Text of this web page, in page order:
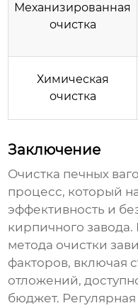
Механизированная
очистка
Химическая
очистка
Заключение
Очистка печных
процесс, который
эффективность и
кирпичного
метода очистки
факторов, включая
отложений,
бюджет.